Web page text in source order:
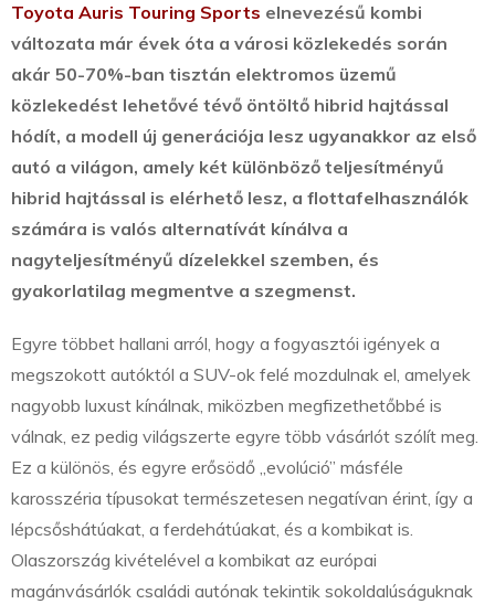
Toyota Auris Touring Sports elnevezésű kombi
változata már évek óta a városi közlekedés során
akár 50-70%-ban tisztán elektromos üzemű
közlekedést lehetővé tévő öntöltő hibrid hajtással
hódít, a modell új generációja lesz ugyanakkor az első
autó a világon, amely két különböző teljesítményű
hibrid hajtással is elérhető lesz, a flottafelhasználók
számára is valós alternatívát kínálva a
nagyteljesítményű dízelekkel szemben, és
gyakorlatilag megmentve a szegmenst.
Egyre többet hallani arról, hogy a fogyasztói igények a
megszokott autóktól a SUV-ok felé mozdulnak el, amelyek
nagyobb luxust kínálnak, miközben megfizethetőbbé is
válnak, ez pedig világszerte egyre több vásárlót szólít meg.
Ez a különös, és egyre erősödő „evolúció” másféle
karosszéria típusokat természetesen negatívan érint, így a
lépcsőshátúakat, a ferdehátúakat, és a kombikat is.
Olaszország kivételével a kombikat az európai
magánvásárlók családi autónak tekintik sokoldalúságuknak